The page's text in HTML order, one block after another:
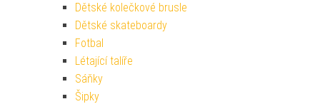
Dětské kolečkové brusle
Dětské skateboardy
Fotbal
Létající talíře
Sáňky
Šipky